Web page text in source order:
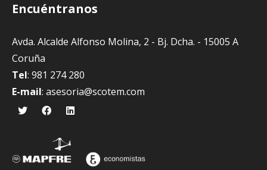
Encuéntranos
Avda. Alcalde Alfonso Molina, 2 - Bj. Dcha. - 15005 A
Coruña
Tel: 981 274 280
E-mail: asesoria@scotem.com